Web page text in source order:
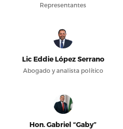
Representantes
Lic Eddie López Serrano
Abogado y analista político
Hon. Gabriel “Gaby”